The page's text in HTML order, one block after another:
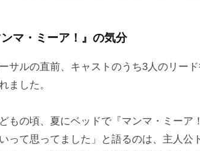
ンマ・ミーア！』の気分
サルの直前、キャストのうち3人のリー
ました。
どもの頃、夏にベッドで『マンマ・ミー
って思ってました」と語るのは、主人